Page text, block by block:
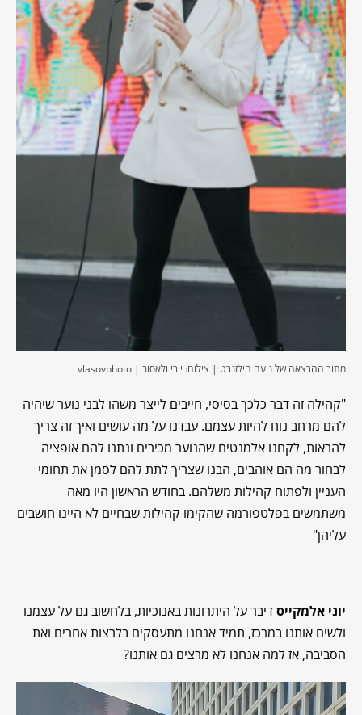
מתוך ההרצאה של נועה הילזנרט | צילום: יורי ולאסוב | vlasovphoto
"קהילה זה דבר כלכך בסיסי, חייבים לייצר משהו לבני נוער שיהיה
להם מרחב נוח להיות עצמם. עבדנו על מה עושים ואיך זה צריך
להראות, לקחנו אלמנטים שהנוער מכירים ונתנו להם אופציה
לבחור מה הם אוהבים, הבנו שצריך לתת להם לסמן את תחומי
העניין ולפתוח קהילות משלהם. בחודש הראשון היו מאה
משתמשים בפלטפורמה שהקימו קהילות שבחיים לא היינו חושבים
עליהן"
יוני אלמקייסדיבר על היתרונות באנוכיות, בלחשוב גם על עצמנו
ולשים אותנו במרכז, תמיד אנחנו מתעסקים בלרצות אחרים ואת
הסביבה, אז למה אנחנו לא מרצים גם אותנו?